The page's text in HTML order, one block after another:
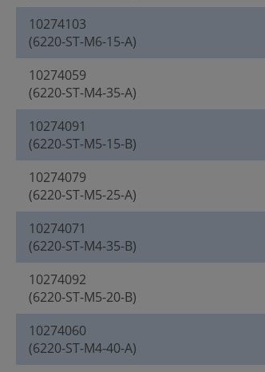
10274103
(6220-ST-M6-15-A)
10274059
(6220-ST-M4-35-A)
10274091
(6220-ST-M5-15-B)
10274079
(6220-ST-M5-25-A)
10274071
(6220-ST-M4-35-B)
10274092
(6220-ST-M5-20-B)
10274060
(6220-ST-M4-40-A)